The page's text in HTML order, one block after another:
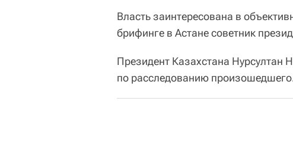
Власть заинтересована в
брифинге в Астане советник
Президент Казахстана Нурсултан
по расследованию